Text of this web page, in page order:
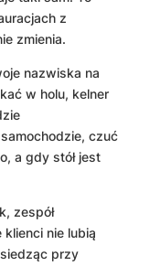
z
zmienia.
nazwiska na
w holu, kelner
czuć
a gdy stół jest
zespół
nie lubią
przy